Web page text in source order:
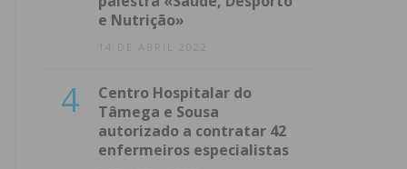
e Nutrição»
14 DE ABRIL 2022
4
Centro Hospitalar do
Tâmega e Sousa
autorizado a contratar 42
enfermeiros especialistas